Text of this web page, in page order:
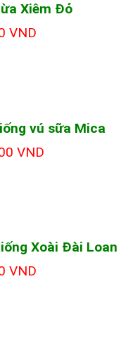
Xiêm Đỏ
VND
vú sữa Mica
VND
Xoài Đài Loan
VND